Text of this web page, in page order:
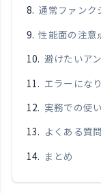
通常ファンク
性能面の注意
避けたいア
エラーにな
実務での使
よくある質問
まとめ